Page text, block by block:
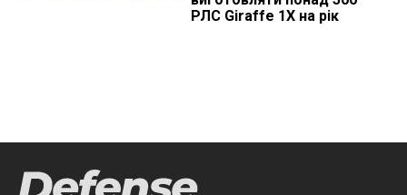
РЛС Giraffe 1X на рік